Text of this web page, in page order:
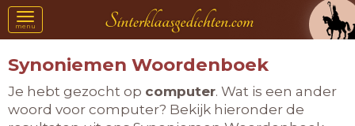
Toggle
navigation
menu
Synoniemen Woordenboek
Je hebt gezocht op computer. Wat is een ander
woord voor computer? Bekijk hieronder de